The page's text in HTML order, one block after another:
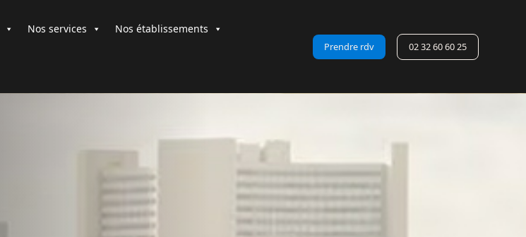
Nos services Nos établissements
Prendre rdv 02 32 60 60 25